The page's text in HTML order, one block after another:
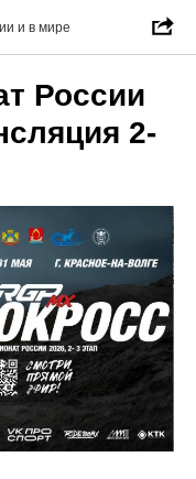
и в мире
России
2-